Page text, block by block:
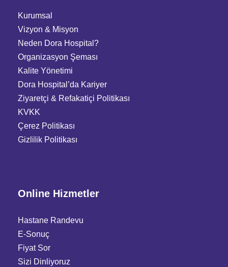
Kurumsal
Vizyon & Misyon
Neden Dora Hospital?
Organizasyon Şeması
Kalite Yönetimi
Dora Hospital’da Kariyer
Ziyaretçi & Refakatiçi Politikası
KVKK
Çerez Politikası
Gizlilik Politikası
Online Hizmetler
Hastane Randevu
E-Sonuç
Fiyat Sor
Sizi Dinliyoruz